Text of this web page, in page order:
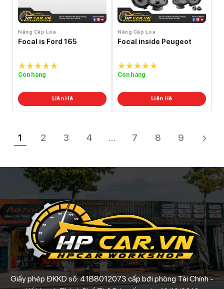
Nâng Cấp Loa
Focal is Ford 165
5.0out of
Còn hàng
Liên Hệ
Nâng Cấp Loa
Focal inside Peugeot
5.0out of
Còn hàng
Liên Hệ
1 2 3 4 … 7 8 9
Giấy phép ĐKKD số: 41B8012073 cấp bới phòng Tài Chính -